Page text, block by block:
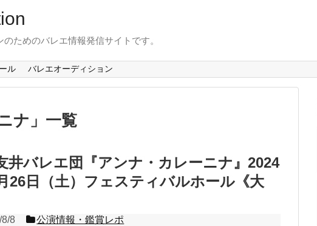
ためのバレエ情報発信サイトです。
ル バレエオーディション
ナ 」 一覧
井バレエ団『アンナ・カレーニナ』2024
26日（土）フェスティバルホール《大
8
公演情報・鑑賞レポ